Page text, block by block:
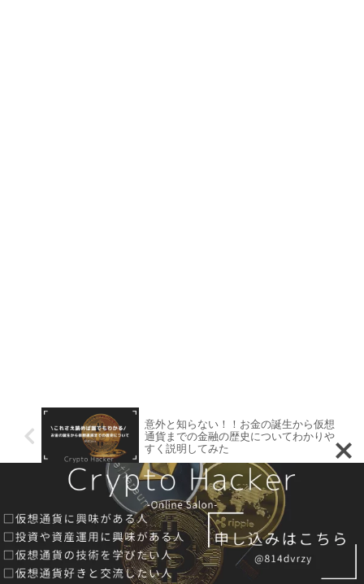
意外と知らない！！お金の誕生から仮想
通貨までの金融の歴史についてわかりや
すく説明してみた
【カンティロン効果】BitCoin（ビットコ
イン）はインフレヘッジとして有効かど
うかについてわかりやすく説明してみた